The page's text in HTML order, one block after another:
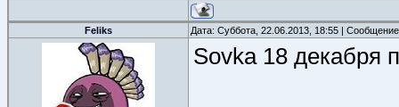
Feliks Дата: Суббота, 22.06.2013, 18:55 |
Sovka 18 декабря